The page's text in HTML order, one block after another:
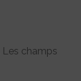
Les champs